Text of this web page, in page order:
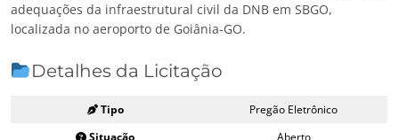
adequações da infraestrutural civil da DNB em SBGO,
localizada no aeroporto de Goiânia-GO.
Detalhes da Licitação
Tipo
Pregão Eletrônico